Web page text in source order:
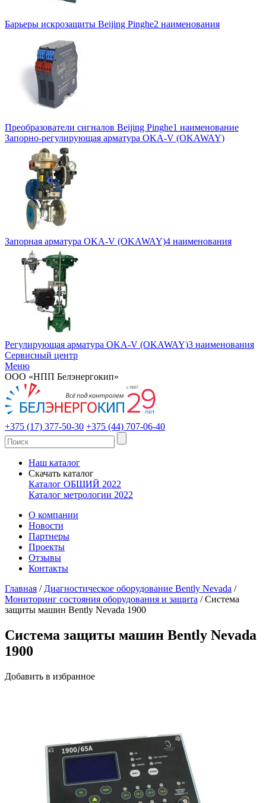
Барьеры искрозащиты Beijing Pinghe2 наименования
Преобразователи сигналов Beijing Pinghe1 наименование
Запорно-регулирующая арматура OKA-V (OKAWAY)
Запорная арматура OKA-V (OKAWAY)4 наименования
Регулирующая арматура OKA-V (OKAWAY)3 наименования
Сервисный центр
Меню
ООО «НПП Белэнергокип»
+375 (17) 377-50-30 +375 (44) 707-06-40
Наш каталог
Скачать каталог
Каталог ОБЩИЙ 2022
Каталог метрологии 2022
О компании
Новости
Партнеры
Проекты
Отзывы
Контакты
Главная / Диагностическое оборудование Bently Nevada /
Мониторинг состояния оборудования и защита / Система
защиты машин Bently Nevada 1900
Система защиты машин Bently Nevada
1900
Добавить в избранное